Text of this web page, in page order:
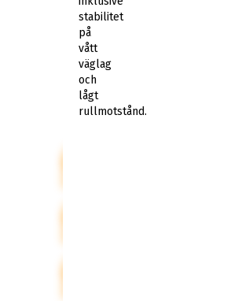
stabilitet
på
vått
väglag
och
lågt
rullmotstånd.